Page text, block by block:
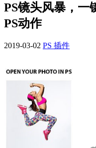
PS镜头风暴，一
PS动作
2019-03-02 PS 插件